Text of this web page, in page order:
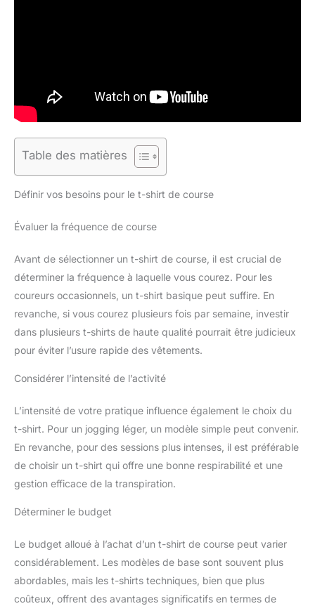
Table des matières
Définir vos besoins pour le t-shirt de course
Évaluer la fréquence de course
Avant de sélectionner un t-shirt de course, il est crucial de
déterminer la fréquence à laquelle vous courez. Pour les
coureurs occasionnels, un t-shirt basique peut suffire. En
revanche, si vous courez plusieurs fois par semaine, investir
dans plusieurs t-shirts de haute qualité pourrait être judicieux
pour éviter l’usure rapide des vêtements.
Considérer l’intensité de l’activité
L’intensité de votre pratique influence également le choix du
t-shirt. Pour un jogging léger, un modèle simple peut convenir.
En revanche, pour des sessions plus intenses, il est préférable
de choisir un t-shirt qui offre une bonne respirabilité et une
gestion efficace de la transpiration.
Déterminer le budget
Le budget alloué à l’achat d’un t-shirt de course peut varier
considérablement. Les modèles de base sont souvent plus
abordables, mais les t-shirts techniques, bien que plus
coûteux, offrent des avantages significatifs en termes de